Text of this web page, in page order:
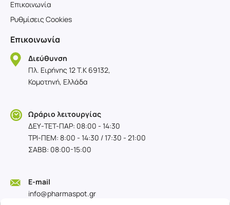
Επικοινωνία
Ρυθμίσεις Cookies
Επικοινωνία
Διεύθυνση
Πλ. Ειρήνης 12 T.K 69132,
Κομοτηνή, Ελλάδα
Ωράριο λειτουργίας
ΔΕΥ-TET-ΠΑΡ: 08:00 - 14:30
ΤΡΙ-ΠΕΜ: 8:00 - 14:30 / 17:30 - 21:00
ΣΑΒΒ: 08:00-15:00
E-mail
info@pharmaspot.gr